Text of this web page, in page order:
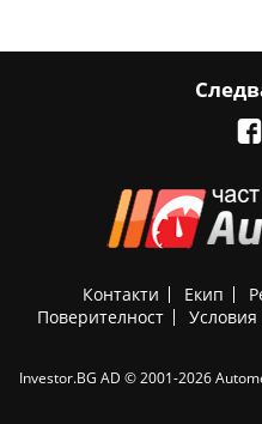
Контакти Екип
Поверителност
Условия
Investor.BG AD © 2001-2026